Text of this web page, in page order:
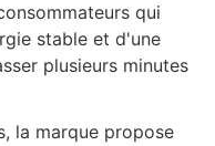
qui
stable et d'une
plusieurs minutes
la marque propose